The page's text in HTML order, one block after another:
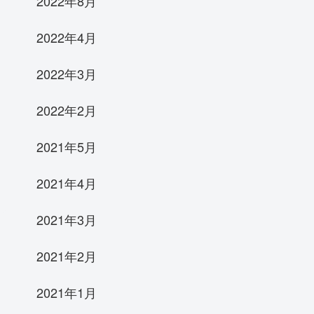
2022年4月
2022年3月
2022年2月
2021年5月
2021年4月
2021年3月
2021年2月
2021年1月